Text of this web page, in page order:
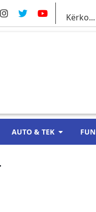
AUTO & TEK FUN